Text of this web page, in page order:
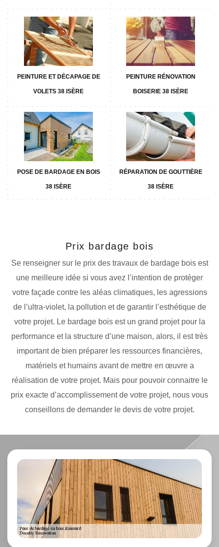
PEINTURE ET DÉCAPAGE DE
VOLETS 38 ISÈRE
PEINTURE RÉNOVATION
BOISERIE 38 ISÈRE
POSE DE BARDAGE EN BOIS
38 ISÈRE
RÉPARATION DE GOUTTIÈRE
38 ISÈRE
Prix bardage bois
Se renseigner sur le prix des travaux de bardage bois est
une meilleure idée si vous avez l’intention de protéger
votre façade contre les aléas climatiques, les agressions
de l’ultra-violet, la pollution et de garantir l’esthétique de
votre projet. Le bardage bois est un grand projet pour la
performance et la structure d’une maison, alors, il est très
important de bien préparer les ressources financières,
matériels et humains avant de mettre en œuvre a
réalisation de votre projet. Mais pour pouvoir connaitre le
prix exacte d’accomplissement de votre projet, nous vous
conseillons de demander le devis de votre projet.